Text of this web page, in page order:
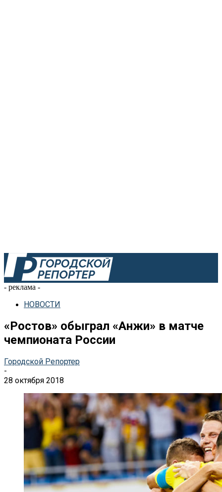
- реклама -
НОВОСТИ
«Ростов» обыграл «Анжи» в матче
чемпионата России
Городской Репортер
-
28 октября 2018